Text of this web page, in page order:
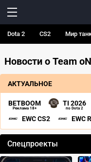
Dota 2 CS2 Мир
Новости о Team
АКТУАЛЬНОЕ
BETBOOM
Реклама 18+
TI 2026
по Dota 2
EWC CS2 EWC
Спецпроекты